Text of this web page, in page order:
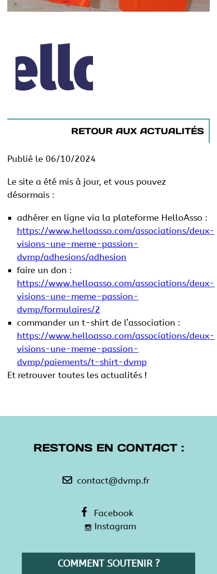
RETOUR AUX ACTUALITÉS
Publié le 06/10/2024
Le site a été mis à jour, et vous pouvez
désormais :
adhérer en ligne via la plateforme HelloAsso :
https://www.helloasso.com/associations/deux-
visions-une-meme-passion-
dvmp/adhesions/adhesion
faire un don :
https://www.helloasso.com/associations/deux-
visions-une-meme-passion-
dvmp/formulaires/2
commander un t-shirt de l’association :
https://www.helloasso.com/associations/deux-
visions-une-meme-passion-
dvmp/paiements/t-shirt-dvmp
Et retrouver toutes les actualités !
RESTONS EN CONTACT :
contact@dvmp.fr
Facebook
Instagram
COMMENT SOUTENIR ?